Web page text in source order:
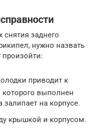
снятия заднего
нужно назвать
приводит к
выполнен
на корпусе.
крышкой и корпусом.